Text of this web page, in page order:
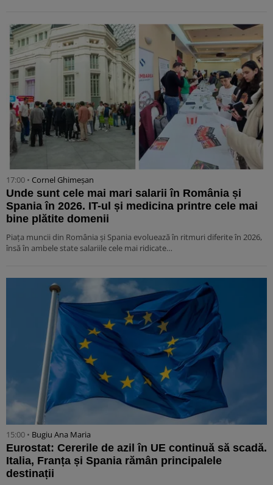
17:00 • Cornel Ghimeșan
Unde sunt cele mai mari salarii în România și
Spania în 2026. IT-ul și medicina printre cele mai
bine plătite domenii
Piața muncii din România și Spania evoluează în ritmuri diferite în 2026,
însă în ambele state salariile cele mai ridicate…
15:00 • Bugiu ⁠Ana Maria
Eurostat: Cererile de azil în UE continuă să scadă.
Italia, Franța și Spania rămân principalele
destinații